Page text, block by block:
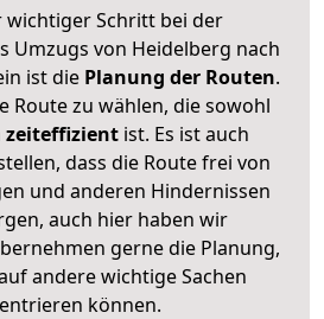
wichtiger Schritt bei der
Umzugs von Heidelberg nach
ist diePlanung der Routen.
Route zu wählen, die sowohl
zeiteffizientist. Es ist auch
dass die Route frei von
und anderen Hindernissen
auch hier haben wir
gerne die Planung,
andere wichtige Sachen
können.